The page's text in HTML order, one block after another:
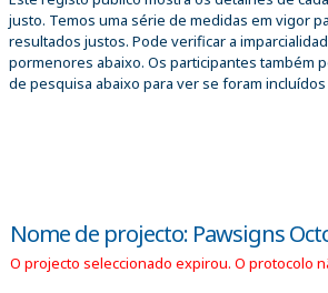
justo. Temos uma série de medidas em vigor
resultados justos. Pode verificar a
pormenores abaixo. Os participantes também
de pesquisa abaixo para ver se foram
Nome de projecto: Pawsigns
O projecto seleccionado expirou. O protocolo